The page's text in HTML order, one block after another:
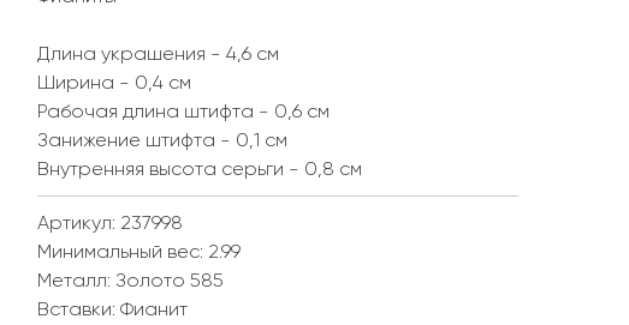
Длина украшения - 4,6 см
Ширина - 0,4 см
Рабочая длина штифта - 0,6 см
Занижение штифта - 0,1 см
Внутренняя высота серьги - 0,8 см
Артикул: 237998
Минимальный вес: 2.99
Металл: Золото 585
Вставки: Фианит